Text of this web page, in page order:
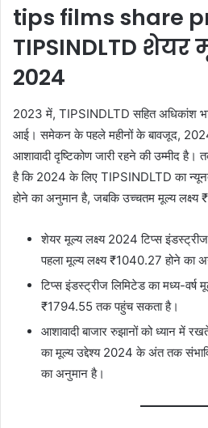
tips films share
TIPSINDLTD शेयर
2024
2023 में, TIPSINDLTD सहित अधिकांश
आई। समेकन के पहले महीनों के बावजूद, 2024
आशावादी दृष्टिकोण जारी रहने की उम्मीद
है कि 2024 के लिए TIPSINDLTD का
होने का अनुमान है, जबकि उच्चतम मूल्य लक्ष्य
शेयर मूल्य लक्ष्य 2024 टिप्स
पहला मूल्य लक्ष्य ₹1040.27 होने का
टिप्स इंडस्ट्रीज लिमिटेड का मध्य-वर्ष
₹1794.55 तक पहुंच सकता है।
आशावादी बाजार रुझानों को ध्यान में
का मूल्य उद्देश्य 2024 के अंत तक
का अनुमान है।